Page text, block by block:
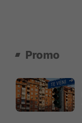
Promo